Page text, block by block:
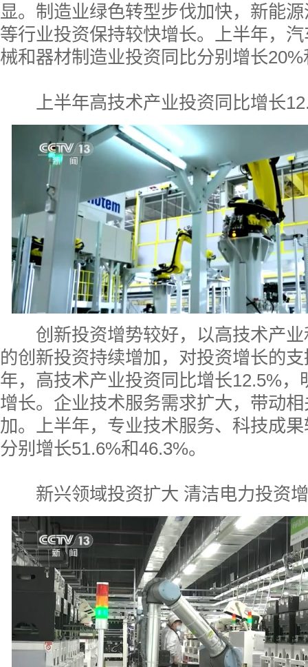
显。制造业绿色转型步伐加快，新能
等行业投资保持较快增长。上半年，
械和器材制造业投资同比分别增长
上半年高技术产业投资同比增长
创新投资增势较好，以高技术产业
的创新投资持续增加，对投资增长的
年，高技术产业投资同比增长12.5%，
增长。企业技术服务需求扩大，带动
加。上半年，专业技术服务、科技成
分别增长51.6%和46.3%。
新兴领域投资扩大 清洁电力投资